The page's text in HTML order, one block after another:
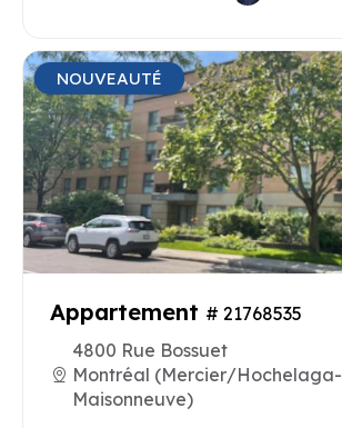
NOUVEAUTÉ
Appartement # 21768535
4800 Rue Bossuet
Montréal (Mercier/Hochelaga-
Maisonneuve)